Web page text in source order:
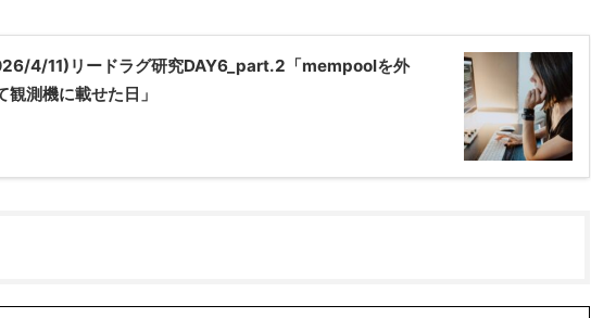
4/11)リードラグ研究DAY6_part.2「mempoolを外
測機に載せた日」